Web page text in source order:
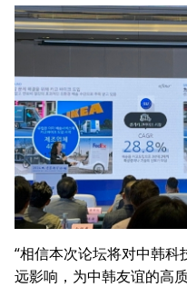
“相信本次论坛将对中韩
远影响，为中韩友谊的高